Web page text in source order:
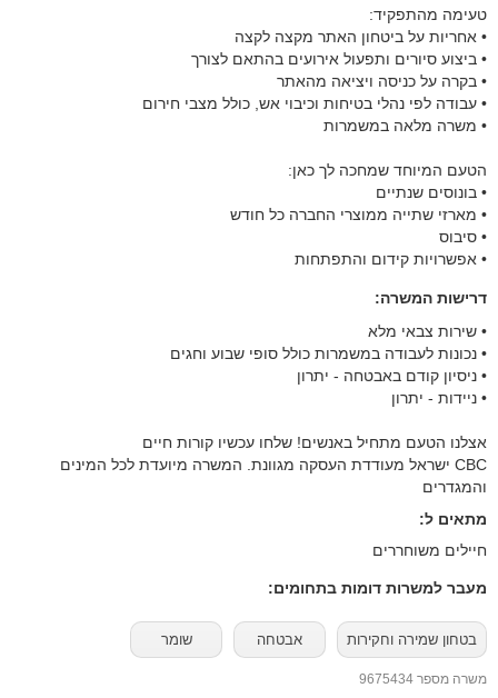
טעימה מהתפקיד:
• אחריות על ביטחון האתר מקצה לקצה
• ביצוע סיורים ותפעול אירועים בהתאם לצורך
• בקרה על כניסה ויציאה מהאתר
• עבודה לפי נהלי בטיחות וכיבוי אש, כולל מצבי חירום
• משרה מלאה במשמרות
הטעם המיוחד שמחכה לך כאן:
• בונוסים שנתיים
• מארזי שתייה ממוצרי החברה כל חודש
• סיבוס
• אפשרויות קידום והתפתחות
דרישות המשרה:
CBC ישראל מעודדת העסקה מגוונת. המשרה מיועדת לכל המינים
והמגדרים
מתאים ל:
חיילים משוחררים
מעבר למשרות דומות בתחומים:
בטחון שמירה וחקירות אבטחה שומר
משרה מספר 9675434